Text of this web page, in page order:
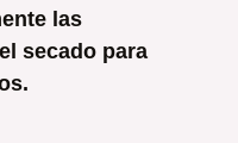
las
secado para